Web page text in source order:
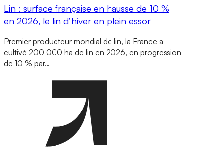
Lin : surface française en hausse de 10 %
en 2026, le lin d’hiver en plein essor
Premier producteur mondial de lin, la France a
cultivé 200 000 ha de lin en 2026, en progression
de 10 % par…